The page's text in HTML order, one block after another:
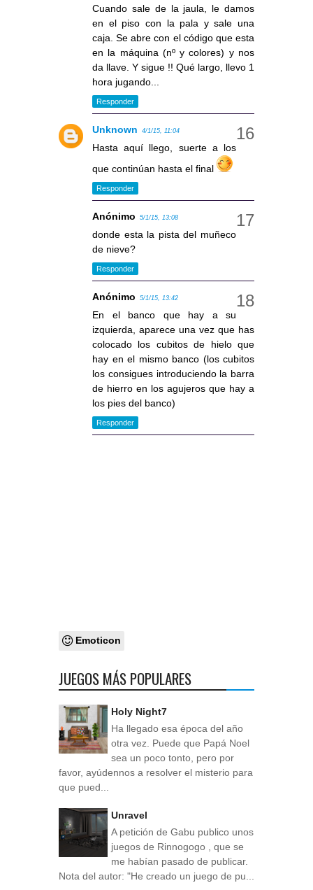
Cuando sale de la jaula, le damos
en el piso con la pala y sale una
caja. Se abre con el código que esta
en la máquina (nº y colores) y nos
da llave. Y sigue !! Qué largo, llevo 1
hora jugando...
Responder
Unknown 4/1/15, 11:04
Hasta aquí llego, suerte a los
que continúan hasta el final
Responder
Anónimo 5/1/15, 13:08
donde esta la pista del muñeco
de nieve?
Responder
Anónimo 5/1/15, 13:42
En el banco que hay a su
izquierda, aparece una vez que has
colocado los cubitos de hielo que
hay en el mismo banco (los cubitos
los consigues introduciendo la barra
de hierro en los agujeros que hay a
los pies del banco)
Responder
Emoticon
JUEGOS MÁS POPULARES
Holy Night7
Ha llegado esa época del año
otra vez. Puede que Papá Noel
sea un poco tonto, pero por
favor, ayúdennos a resolver el misterio para
que pued...
Unravel
A petición de Gabu publico unos
juegos de Rinnogogo , que se
me habían pasado de publicar.
Nota del autor: "He creado un juego de pu...